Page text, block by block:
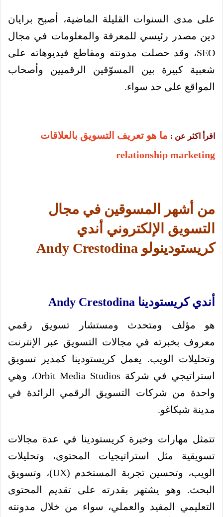
على مدى السنوات القليلة الماضية، أصبح برايان
دين مصدر رئيسي للمعرفة والمعلومات في مجال
SEO، وقد حصلت مدونته ومقاطع فيديوهاته على
شعبية كبيرة بين المسوّقين الرقميين وأصحاب
المواقع على حد سواء.
اقرأ اكثر عن : ما هو تعريف التسويق بالعلاقات
relationship marketing
من أشهر المسوقين في مجال
التسويق الإلكتروني أندي
كريستودينولو Andy Crestodina
أندي كريستودينا Andy Crestodina
هو مؤلف ومتحدث ومستشار تسويق رقمي
معروف بخبرته في مجالات التسويق عبر الإنترنت
وتحليلات الويب. يعمل كريستودينا كمدير تسويق
استراتيجي في شركة Orbit Media Studios، وهي
واحدة من شركات التسويق الرقمي الرائدة في
مدينة شيكاغو.
تتمثل مهارات وخبرة كريستودينا في عدة مجالات
تسويقية مثل استراتيجيات المحتوى، وتحليلات
الويب، وتحسين تجربة المستخدم (UX)، وتسويق
البحث. وهو يشتهر بقدرته على تقديم المحتوى
التعليمي المفيد والعملي، سواء من خلال مدونته